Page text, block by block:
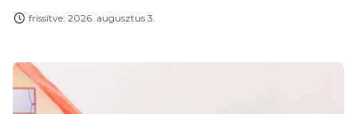
beszélünk, és milyen élethelyzetben lehet
frissítve: 2026. augusztus 3.